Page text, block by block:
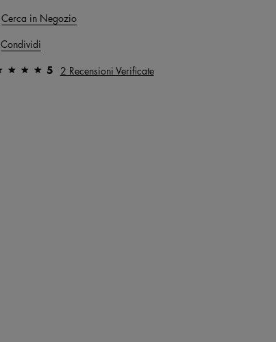
Cerca in Negozio
Condividi
5 2 Recensioni Verificate